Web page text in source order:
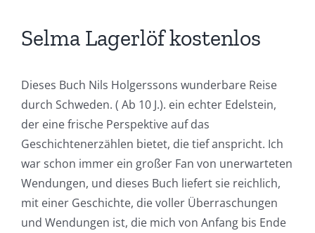
Selma Lagerlöf kostenlos
Dieses Buch Nils Holgerssons wunderbare Reise
durch Schweden. ( Ab 10 J.). ein echter Edelstein,
der eine frische Perspektive auf das
Geschichtenerzählen bietet, die tief anspricht. Ich
war schon immer ein großer Fan von unerwarteten
Wendungen, und dieses Buch liefert sie reichlich,
mit einer Geschichte, die voller Überraschungen
und Wendungen ist, die mich von Anfang bis Ende